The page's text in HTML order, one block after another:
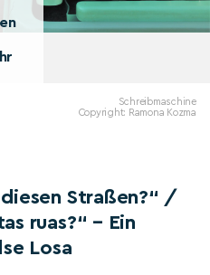
Schreibmaschine
Copyright: Ramona Kozma
Straßen?“ /
ruas?“ – Ein
Losa